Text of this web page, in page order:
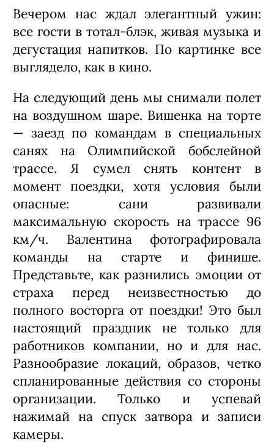
Вечером нас ждал элегантный ужин:
все гости в тотал-блэк, живая музыка и
дегустация напитков. По картинке все
выглядело, как в кино.
На следующий день мы снимали полет
на воздушном шаре. Вишенка на торте
— заезд по командам в специальных
санях на Олимпийской бобслейной
трассе. Я сумел снять контент в
момент поездки, хотя условия были
опасные: сани развивали
максимальную скорость на трассе 96
км/ч. Валентина фотографировала
команды на старте и финише.
Представьте, как разнились эмоции от
страха перед неизвестностью до
полного восторга от поездки! Это был
настоящий праздник не только для
работников компании, но и для нас.
Разнообразие локаций, образов, четко
спланированные действия со стороны
организации. Только и успевай
нажимай на спуск затвора и записи
камеры.